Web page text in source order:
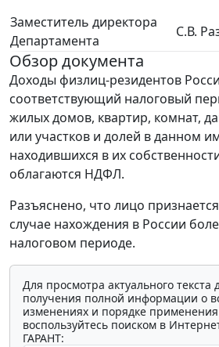
Заместитель директора
Департамента
С.В.
Обзор документа
Доходы физлиц-резидентов
соответствующий налоговый
жилых домов, квартир, комнат,
или участков и долей в данном
находившихся в их
облагаются НДФЛ.
Разъяснено, что лицо
случае нахождения в России
налоговом периоде.
Для просмотра актуального текста
получения полной информации о
изменениях и порядке применения
воспользуйтесь поиском в
ГАРАНТ: